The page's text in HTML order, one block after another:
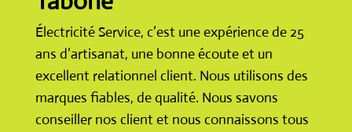
Électricité Service, c’est une expérience de 25
ans d’artisanat, une bonne écoute et un
excellent relationnel client. Nous utilisons des
marques fiables, de qualité. Nous savons
conseiller nos client et nous connaissons tous